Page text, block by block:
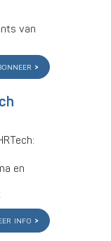
van
en
info